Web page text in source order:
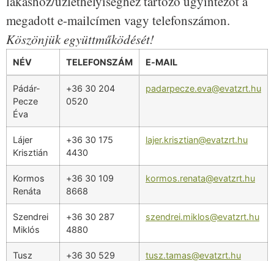
megadott e-mailcímen vagy telefonszámon.
Köszönjük együttműködését!
NÉV TELEFONSZÁM E-MAIL
Pádár-
Pecze
Éva
+36 30 204
0520
padarpecze.eva@evatzrt.hu
Lájer
Krisztián
+36 30 175
4430
lajer.krisztian@evatzrt.hu
Kormos
Renáta
+36 30 109
8668
kormos.renata@evatzrt.hu
Szendrei
Miklós
+36 30 287
4880
szendrei.miklos@evatzrt.hu
Tusz
+36 30 529
tusz.tamas@evatzrt.hu